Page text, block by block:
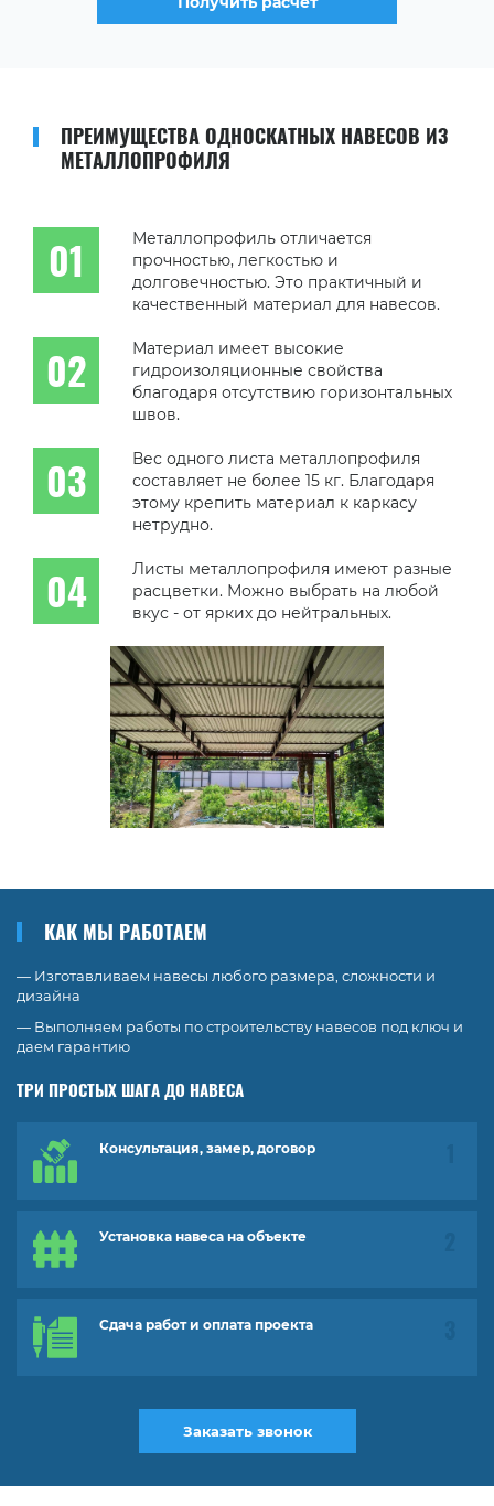
ПРЕИМУЩЕСТВА ОДНОСКАТНЫХ НАВЕСОВ ИЗ
МЕТАЛЛОПРОФИЛЯ
Металлопрофиль отличается
прочностью, легкостью и
долговечностью. Это практичный и
качественный материал для навесов.
Материал имеет высокие
гидроизоляционные свойства
благодаря отсутствию горизонтальных
швов.
Вес одного листа металлопрофиля
составляет не более 15 кг. Благодаря
этому крепить материал к каркасу
нетрудно.
Листы металлопрофиля имеют разные
расцветки. Можно выбрать на любой
вкус - от ярких до нейтральных.
КАК МЫ РАБОТАЕМ
— Изготавливаем навесы любого размера, сложности и
дизайна
— Выполняем работы по строительству навесов под ключ и
даем гарантию
ТРИ ПРОСТЫХ ШАГА ДО НАВЕСА
Консультация, замер, договор
Установка навеса на объекте
Сдача работ и оплата проекта
Заказать звонок